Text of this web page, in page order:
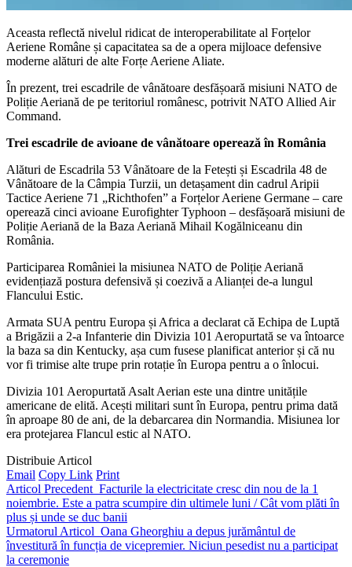
Aceasta reflectă nivelul ridicat de interoperabilitate al Forțelor
Aeriene Române și capacitatea sa de a opera mijloace defensive
moderne alături de alte Forțe Aeriene Aliate.
În prezent, trei escadrile de vânătoare desfășoară misiuni NATO de
Poliție Aeriană de pe teritoriul românesc, potrivit NATO Allied Air
Command.
Trei escadrile de avioane de vânătoare operează în România
Alături de Escadrila 53 Vânătoare de la Fetești și Escadrila 48 de
Vânătoare de la Câmpia Turzii, un detașament din cadrul Aripii
Tactice Aeriene 71 „Richthofen” a Forțelor Aeriene Germane – care
operează cinci avioane Eurofighter Typhoon – desfășoară misiuni de
Poliție Aeriană de la Baza Aeriană Mihail Kogălniceanu din
România.
Participarea României la misiunea NATO de Poliție Aeriană
evidențiază postura defensivă și coezivă a Alianței de-a lungul
Flancului Estic.
Armata SUA pentru Europa și Africa a declarat că Echipa de Luptă
a Brigăzii a 2-a Infanterie din Divizia 101 Aeropurtată se va întoarce
la baza sa din Kentucky, așa cum fusese planificat anterior și că nu
vor fi trimise alte trupe prin rotație în Europa pentru a o înlocui.
Divizia 101 Aeropurtată Asalt Aerian este una dintre unitățile
americane de elită. Acești militari sunt în Europa, pentru prima dată
în aproape 80 de ani, de la debarcarea din Normandia. Misiunea lor
era protejarea Flancul estic al NATO.
Distribuie Articol
Email Copy Link Print
Articol Precedent Facturile la electricitate cresc din nou de la 1
noiembrie. Este a patra scumpire din ultimele luni / Cât vom plăti în
plus și unde se duc banii
Urmatorul Articol Oana Gheorghiu a depus jurământul de
învestitură în funcția de vicepremier. Niciun pesedist nu a participat
la ceremonie